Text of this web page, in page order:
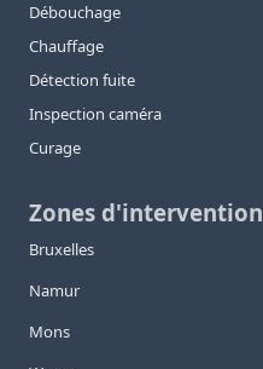
Débouchage
Chauffage
Détection fuite
Inspection caméra
Curage
Zones d'intervention
Bruxelles
Namur
Mons